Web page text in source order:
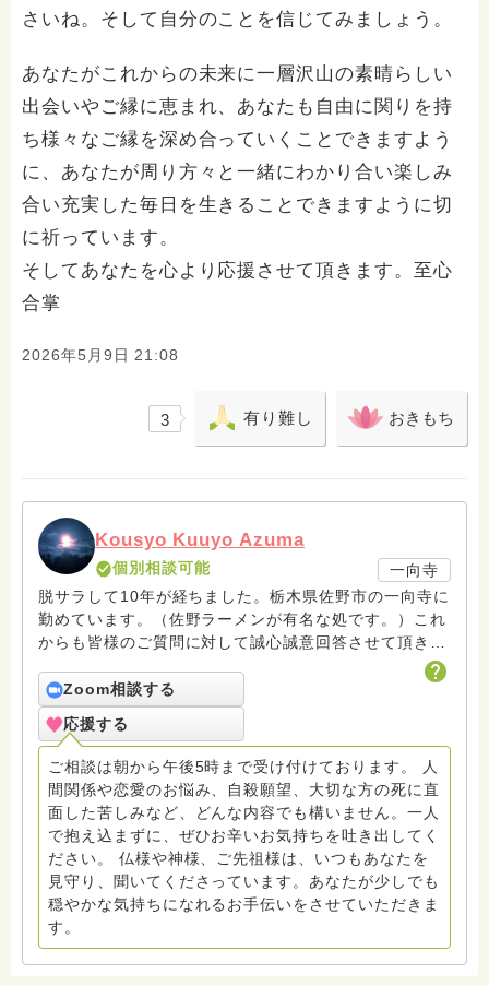
さいね。そして自分のことを信じてみましょう。
あなたがこれからの未来に一層沢山の素晴らしい
出会いやご縁に恵まれ、あなたも自由に関りを持
ち様々なご縁を深め合っていくことできますよう
に、あなたが周り方々と一緒にわかり合い楽しみ
合い充実した毎日を生きることできますように切
に祈っています。
そしてあなたを心より応援させて頂きます。至心
合掌
2026年5月9日 21:08
3 有り難し おきもち
Kousyo Kuuyo Azuma
個別相談可能
一向寺
脱サラして10年が経ちました。栃木県佐野市の一向寺に
勤めています。（佐野ラーメンが有名な処です。）これ
からも皆様のご質問に対して誠心誠意回答させて頂きた
いと存じます。まだまだ修行中の身ですので至らぬ点あ
ろうかとは存じますが共に精進して参りましょうね。お
寺にもお気軽に遊びに来てください。
Zoom相談する
応援する
ご相談は朝から午後5時まで受け付けております。 人
間関係や恋愛のお悩み、自殺願望、大切な方の死に直
面した苦しみなど、どんな内容でも構いません。一人
で抱え込まずに、ぜひお辛いお気持ちを吐き出してく
ださい。 仏様や神様、ご先祖様は、いつもあなたを
見守り、聞いてくださっています。あなたが少しでも
穏やかな気持ちになれるお手伝いをさせていただきま
す。